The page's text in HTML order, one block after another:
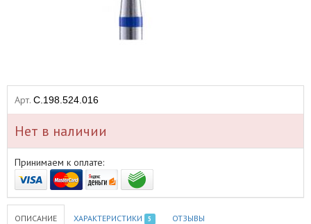
Арт. C.198.524.016
Нет в наличии
Принимаем к оплате:
ОПИСАНИЕ ХАРАКТЕРИСТИКИ 5 ОТЗЫВЫ